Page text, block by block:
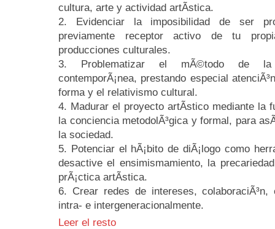
cultura, arte y actividad artÃ­stica.
2. Evidenciar la imposibilidad de ser
previamente receptor activo de tu
producciones culturales.
3. Problematizar el mÃ©todo de la
contemporÃ¡nea, prestando especial
forma y el relativismo cultural.
4. Madurar el proyecto artÃ­stico mediante la
la conciencia metodolÃ³gica y formal, para
la sociedad.
5. Potenciar el hÃ¡bito de diÃ¡logo como
desactive el ensimismamiento, la
prÃ¡ctica artÃ­stica.
6. Crear redes de intereses, colaboraciÃ³n,
intra- e intergeneracionalmente.
Leer el resto